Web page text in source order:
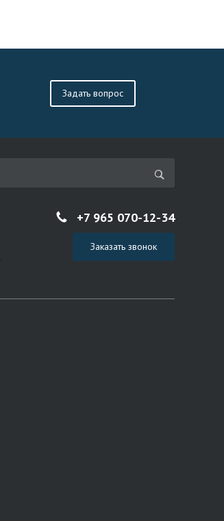
Задать вопрос
+7 965 070-12-34
Заказать звонок